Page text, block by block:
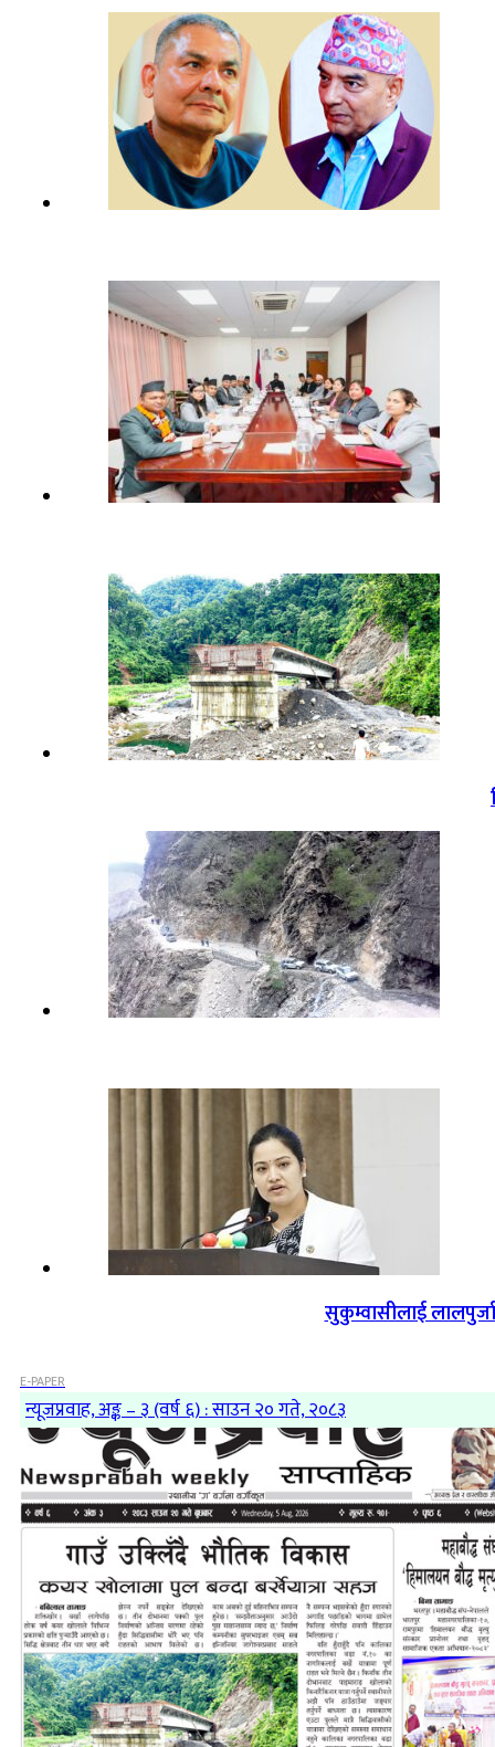
सुकुम्वासीलाई
E-PAPER
न्यूजप्रवाह, अङ्क – ३ (वर्ष ६) : साउन २० गते, २०८३